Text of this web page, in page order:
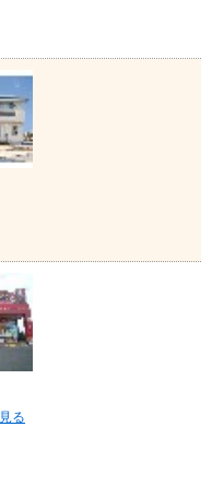
る